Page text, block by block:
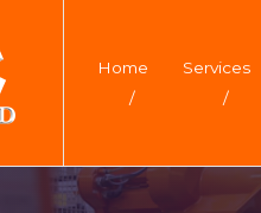
Home
/
Services
/